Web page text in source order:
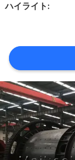
工
旅
行
品
質
管
ハイライト: